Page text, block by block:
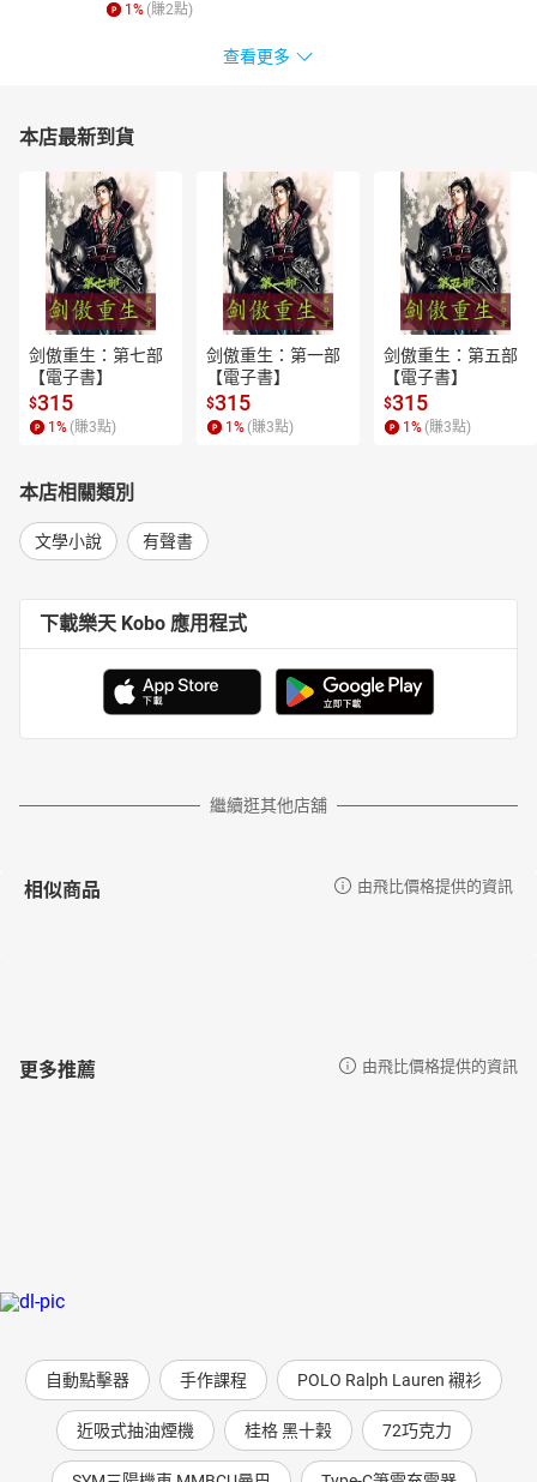
1 % (賺2點)
查看更多
本店最新到貨
剑傲重生：第七部
【電子書】
$315
1 % (賺3點)
剑傲重生：第一部
【電子書】
$315
1 % (賺3點)
剑傲重生：第五部
【電子書】
$315
1 % (賺3點)
本店相關類別
文學小說 有聲書
下載樂天 Kobo 應用程式
繼續逛其他店舖
相似商品 由飛比價格提供的資訊
更多推薦 由飛比價格提供的資訊
自動點擊器 手作課程 POLO Ralph Lauren 襯衫
近吸式抽油煙機 桂格 黑十穀 72巧克力